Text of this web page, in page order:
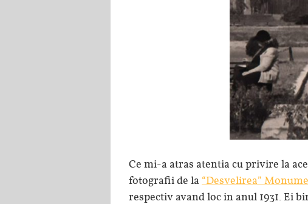
Ce mi-a atras atentia cu privire la
fotografii de la “Desvelirea”
respectiv avand loc in anul 1931. Ei